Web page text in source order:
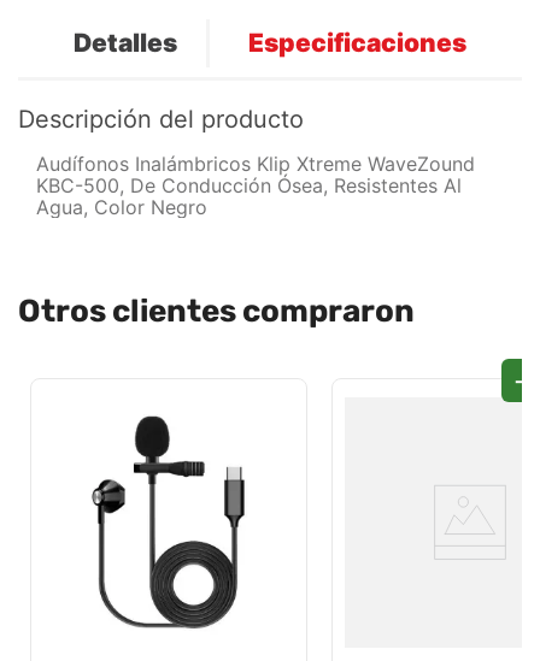
Detalles Especificaciones
Descripción del producto
Audífonos Inalámbricos Klip Xtreme WaveZound
KBC-500, De Conducción Ósea, Resistentes Al
Agua, Color Negro
Otros clientes compraron
-